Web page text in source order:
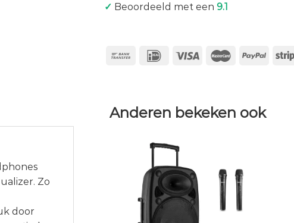
✓ Beoordeeld met een 9.1
Zo
door
Anderen bekeken ook